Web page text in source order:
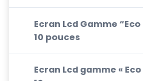
Ecran Lcd Gamme
10 pouces
Ecran Lcd gamme «